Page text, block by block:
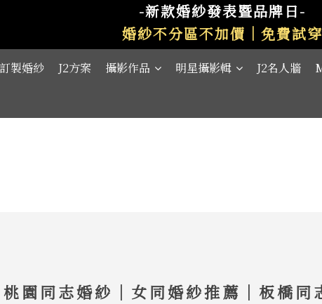
-新款婚紗發表暨品牌日-
婚紗不分區不加價｜免費試穿
製婚紗 J2方案 攝影作品 明星攝影輯 J2名人牆
園同志婚紗｜女同婚紗推薦｜板橋同